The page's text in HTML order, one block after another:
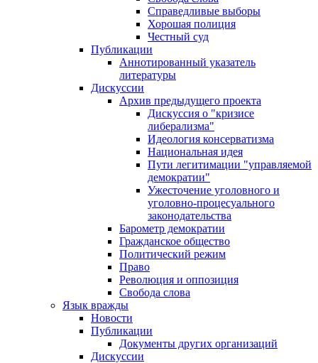
Справедливые выборы
Хорошая полиция
Честный суд
Публикации
Аннотированный указатель
литературы
Дискуссии
Архив предыдущего проекта
Дискуссия о "кризисе
либерализма"
Идеология консерватизма
Национальная идея
Пути легитимации "управляемой
демократии"
Ужесточение уголовного и
уголовно-процесуального
законодательства
Барометр демократии
Гражданское общество
Политический режим
Право
Революция и оппозиция
Свобода слова
Язык вражды
Новости
Публикации
Документы других организаций
Дискуссии